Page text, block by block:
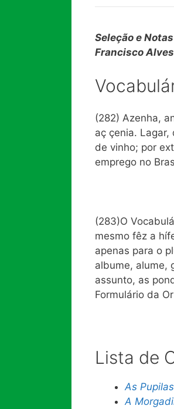
Seleção e
Francisco
(282) Azenha,
aç çenia.
de vinho; por
emprego no
(283)O
mesmo fêz a
apenas para o
albume, alume,
assunto, as
Formulário da
Lista de
As
A